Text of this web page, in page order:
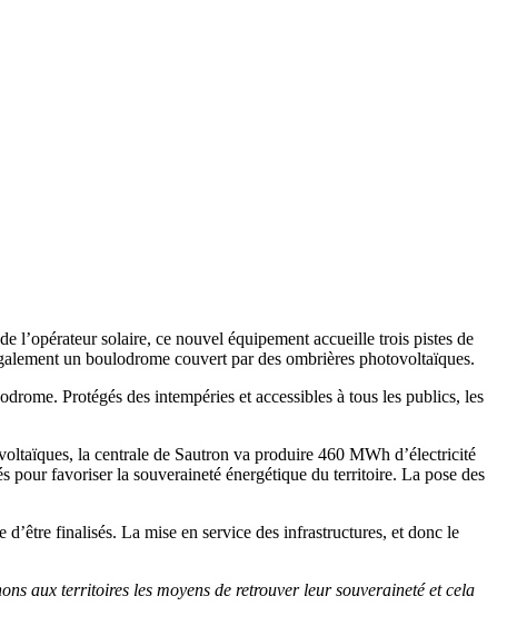
l’opérateur solaire, ce nouvel équipement accueille trois pistes de
un boulodrome couvert par des ombrières photovoltaïques.
Protégés des intempéries et accessibles à tous les publics, les
la centrale de Sautron va produire 460 MWh d’électricité
pour favoriser la souveraineté énergétique du territoire. La pose des
finalisés. La mise en service des infrastructures, et donc le
aux territoires les moyens de retrouver leur souveraineté et cela